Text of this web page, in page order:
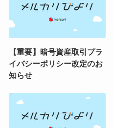
【重要】暗号資産取引プラ
イバシーポリシー改定のお
知らせ